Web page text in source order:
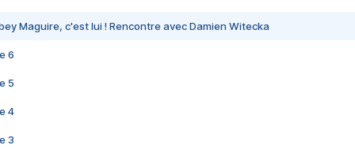
Maguire, c'est lui ! Rencontre avec Damien Witecka
6
5
4
3